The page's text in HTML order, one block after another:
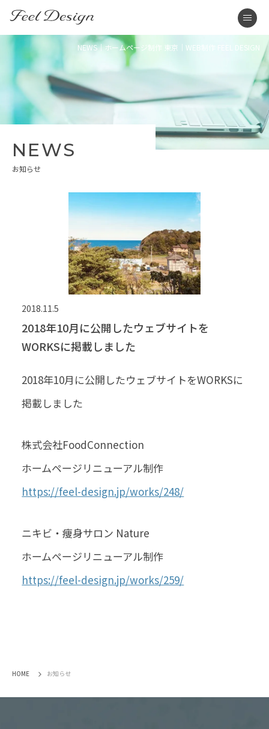
NEWS｜ホームページ制作 東京｜WEB制作 FEEL DESIGN
NEWS
お知らせ
2018.11.5
2018年10月に公開したウェブサイトを
WORKSに掲載しました
2018年10月に公開したウェブサイトをWORKSに
掲載しました
株式会社FoodConnection
ホームページリニューアル制作
https://feel-design.jp/works/248/
ニキビ・痩身サロン Nature
ホームページリニューアル制作
https://feel-design.jp/works/259/
HOME お知らせ